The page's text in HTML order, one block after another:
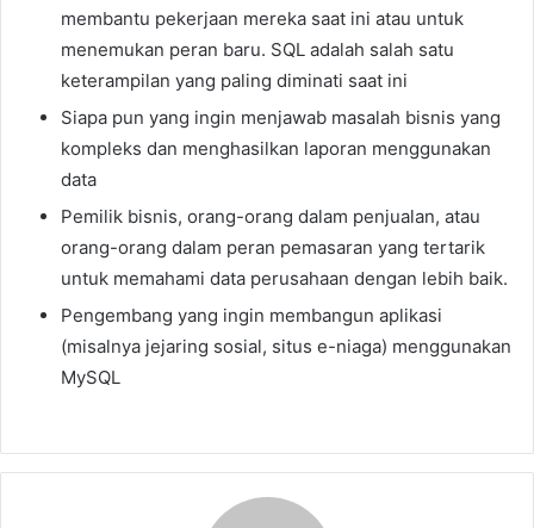
membantu pekerjaan mereka saat ini atau untuk
menemukan peran baru. SQL adalah salah satu
keterampilan yang paling diminati saat ini
Siapa pun yang ingin menjawab masalah bisnis yang
kompleks dan menghasilkan laporan menggunakan
data
Pemilik bisnis, orang-orang dalam penjualan, atau
orang-orang dalam peran pemasaran yang tertarik
untuk memahami data perusahaan dengan lebih baik.
Pengembang yang ingin membangun aplikasi
(misalnya jejaring sosial, situs e-niaga) menggunakan
MySQL